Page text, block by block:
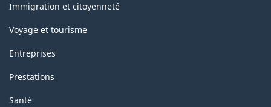
classification
sujets
Immigration et citoyenneté
Voyage et tourisme
Entreprises
Prestations
Santé